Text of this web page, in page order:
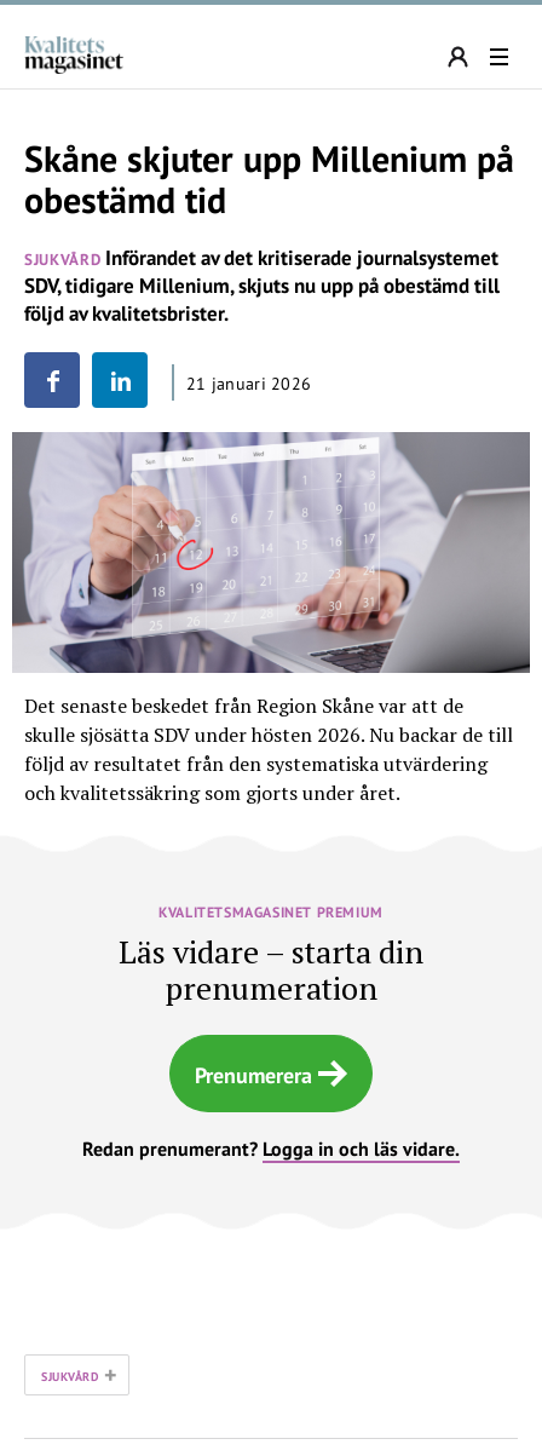
Skåne skjuter upp Millenium på
obestämd tid
SJUKVÅRD Införandet av det kritiserade journalsystemet
SDV, tidigare Millenium, skjuts nu upp på obestämd till
följd av kvalitetsbrister.
21 januari 2026
Det senaste beskedet från Region Skåne var att de
skulle sjösätta SDV under hösten 2026. Nu backar de till
följd av resultatet från den systematiska utvärdering
och kvalitetssäkring som gjorts under året.
KVALITETSMAGASINET PREMIUM
Läs vidare – starta din
prenumeration
Prenumerera
Redan prenumerant? Logga in och läs vidare.
SJUKVÅRD +